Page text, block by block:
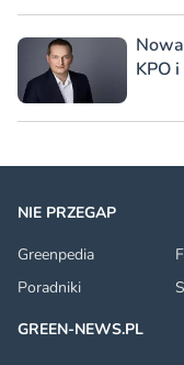
KPO
NIE PRZEGAP
Greenpedia
Poradniki
GREEN-NEWS.PL